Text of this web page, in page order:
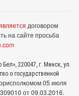
договором
на сайте просьба
220047, г. Минск, ул.
о государственной
05 июля
от 09.03.2016.